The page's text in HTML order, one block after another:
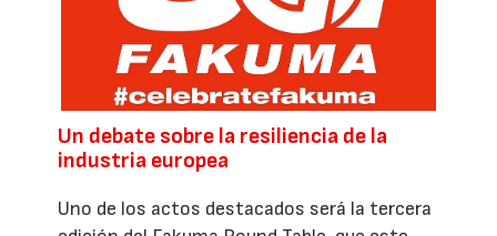
Un debate sobre la resiliencia de la
industria europea
Uno de los actos destacados será la tercera